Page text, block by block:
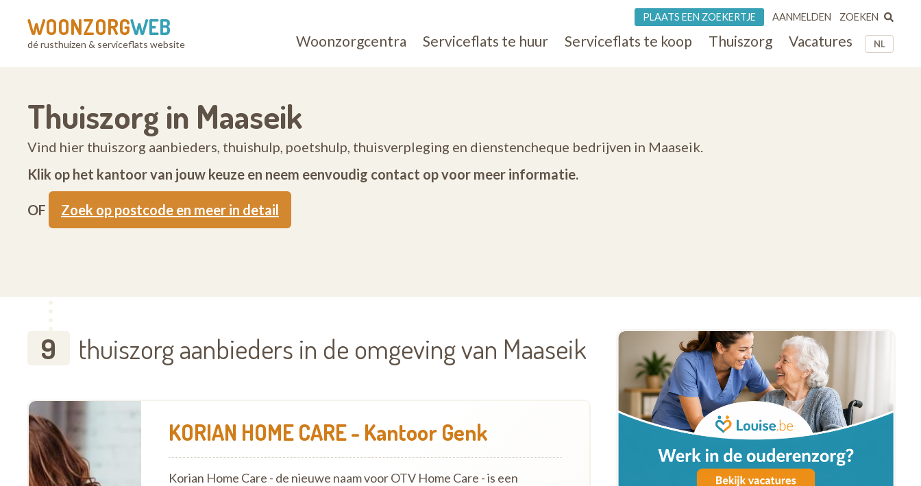
WOONZORGWEB
dé rusthuizen & serviceflats website NL
Woonzorgcentra Serviceflats te huur Serviceflats te koop Thuiszorg Vacatures
PLAATS EEN ZOEKERTJE AANMELDEN ZOEKEN
Thuiszorg in Maaseik
Vind hier thuiszorg aanbieders, thuishulp, poetshulp, thuisverpleging en dienstencheque bedrijven in Maaseik.
Klik op het kantoor van jouw keuze en neem eenvoudig contact op voor meer informatie.
OF Zoek op postcode en meer in detail
9 thuiszorg aanbieders in de omgeving van Maaseik
KORIAN HOME CARE - Kantoor Genk
Korian Home Care - de nieuwe naam voor OTV Home Care - is een